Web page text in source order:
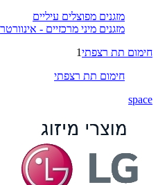
מזגנים מפוצלים עיליים
מזגנים מיני מרכזיים - אינוורטר
חימום תת רצפתי1
חימום תת רצפתי
space